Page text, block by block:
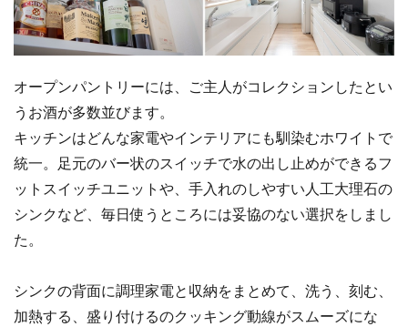
オープンパントリーには、ご主人がコレクションしたとい
うお酒が多数並びます。
キッチンはどんな家電やインテリアにも馴染むホワイトで
統一。足元のバー状のスイッチで水の出し止めができるフ
ットスイッチユニットや、手入れのしやすい人工大理石の
シンクなど、毎日使うところには妥協のない選択をしまし
た。
シンクの背面に調理家電と収納をまとめて、洗う、刻む、
加熱する、盛り付けるのクッキング動線がスムーズにな